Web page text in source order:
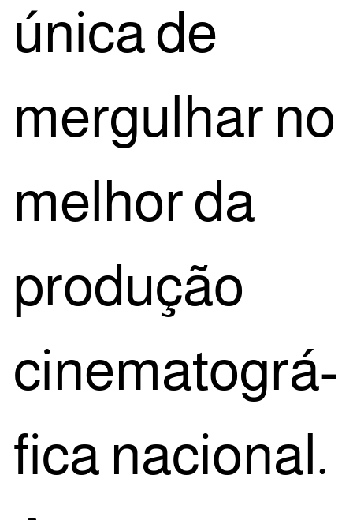
úni­ca de
mer­gu­lhar no
melhor da
pro­du­ção
cine­ma­to­grá­
fi­ca naci­o­nal.